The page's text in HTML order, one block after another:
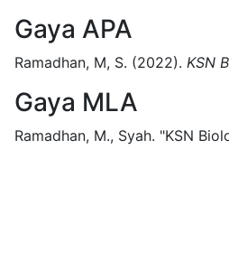
Gaya APA
Ramadhan, M, S. (2022). KSN
Gaya MLA
Ramadhan, M., Syah. "KSN